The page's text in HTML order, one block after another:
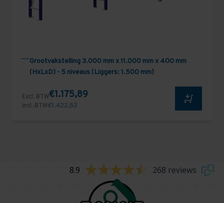
Grootvakstelling 3.000 mm x 11.000 mm x 400 mm
(HxLxD) - 5 niveaus (Liggers: 1.500 mm)
Excl. BTW€1.175,89
Incl. BTW€1.422,83
8.9 268 reviews